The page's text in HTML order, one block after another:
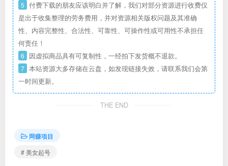
5 付费下载的朋友应该明白并了解，我们对部分资源进行收费仅
是出于收集整理的劳务费用，并对资源相关版权问题及其准确
性、内容完整性、合法性、可靠性、可操作性或可用性不承担任
何责任！
6 因虚拟商品具有可复制性，一经拍下发货概不退款。
7 本站资源大多存储在云盘，如发现链接失效，请联系我们会第
一时间更新。
THE END
网赚项目
# 美女起号